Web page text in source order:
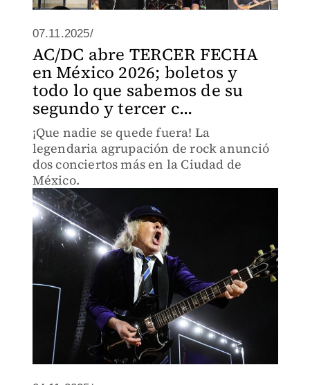
07.11.2025/
AC/DC abre TERCER FECHA
en México 2026; boletos y
todo lo que sabemos de su
segundo y tercer c...
¡Que nadie se quede fuera! La
legendaria agrupación de rock anunció
dos conciertos más en la Ciudad de
México.